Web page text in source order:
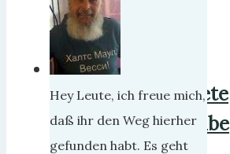
beredete
Schwabe
Hey Leute, ich freue mich,
daß ihr den Weg hierher
gefunden habt. Es geht